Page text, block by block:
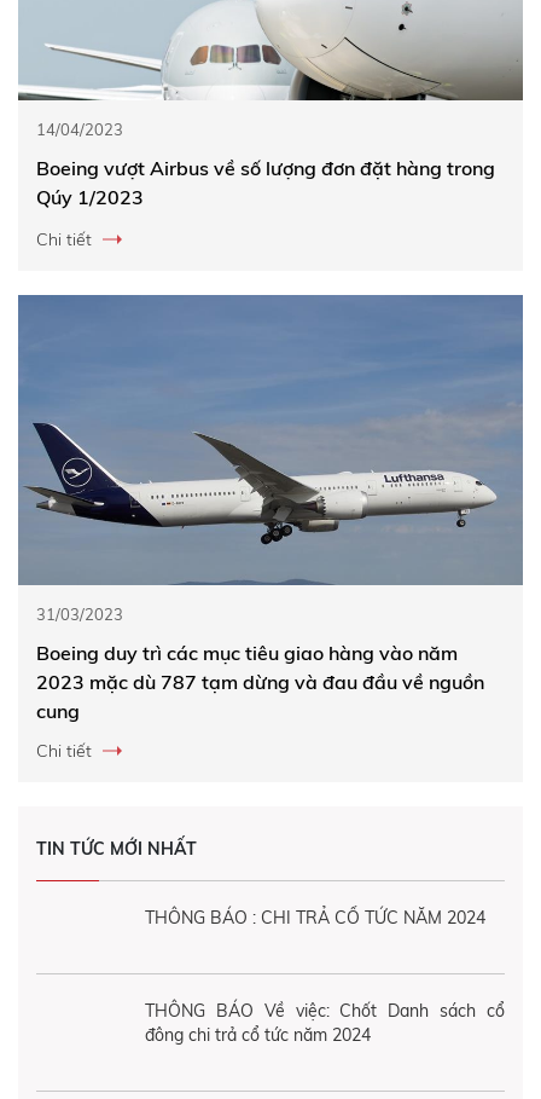
14/04/2023
Boeing vượt Airbus về số lượng đơn đặt hàng trong
Qúy 1/2023
Chi tiết
31/03/2023
Boeing duy trì các mục tiêu giao hàng vào năm
2023 mặc dù 787 tạm dừng và đau đầu về nguồn
cung
Chi tiết
TIN TỨC MỚI NHẤT
THÔNG BÁO : CHI TRẢ CỔ TỨC NĂM 2024
THÔNG BÁO Về việc: Chốt Danh sách cổ
đông chi trả cổ tức năm 2024